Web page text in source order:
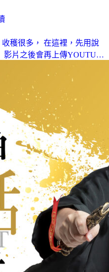
穫很多， 在這裡，先用說
影片之後會再上傳YOUTU…